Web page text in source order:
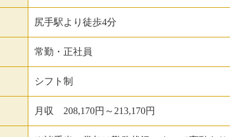
尻手駅より徒歩4分
常勤・正社員
シフト制
月収 208,170円～213,170円